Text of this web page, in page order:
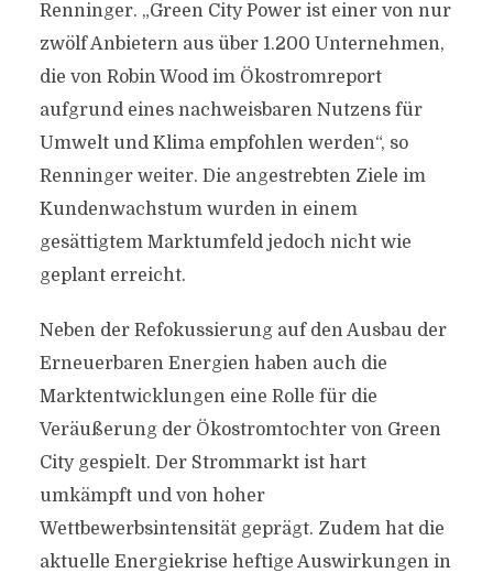
Renninger. „Green City Power ist einer von nur
zwölf Anbietern aus über 1.200 Unternehmen,
die von Robin Wood im Ökostromreport
aufgrund eines nachweisbaren Nutzens für
Umwelt und Klima empfohlen werden“, so
Renninger weiter. Die angestrebten Ziele im
Kundenwachstum wurden in einem
gesättigtem Marktumfeld jedoch nicht wie
geplant erreicht.
Neben der Refokussierung auf den Ausbau der
Erneuerbaren Energien haben auch die
Marktentwicklungen eine Rolle für die
Veräußerung der Ökostromtochter von Green
City gespielt. Der Strommarkt ist hart
umkämpft und von hoher
Wettbewerbsintensität geprägt. Zudem hat die
aktuelle Energiekrise heftige Auswirkungen in